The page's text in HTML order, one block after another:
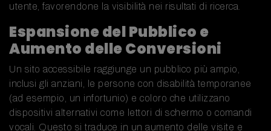
utente, favorendone la visibilità nei risultati di ricerca.
Espansione del Pubblico e
Aumento delle Conversioni
Un sito accessibile raggiunge un pubblico più ampio,
inclusi gli anziani, le persone con disabilità temporanee
(ad esempio, un infortunio) e coloro che utilizzano
dispositivi alternativi come lettori di schermo o comandi
vocali. Questo si traduce in un aumento delle visite e